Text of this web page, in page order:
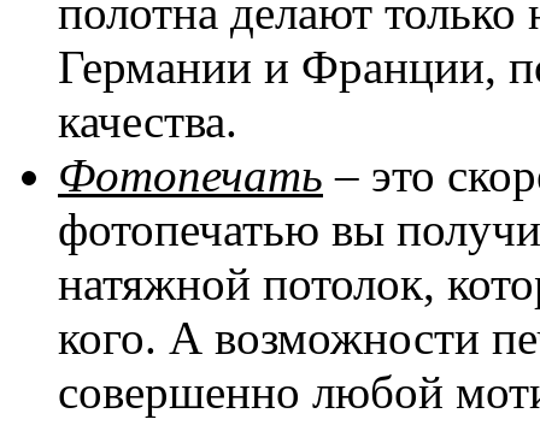
полотна делают
Германии и Франции,
качества.
Фотопечать – это
фотопечатью вы
натяжной потолок,
кого. А возможности
совершенно любой